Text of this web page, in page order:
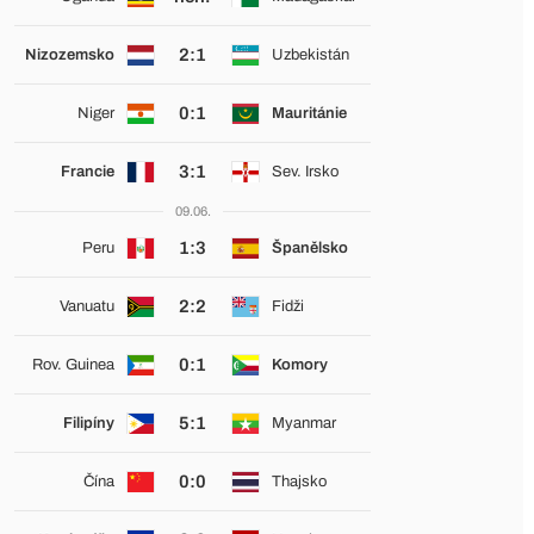
Nizozemsko 2:1 Uzbekistán
Niger 0:1 Mauritánie
Francie 3:1 Sev. Irsko
09.06.
Peru 1:3 Španělsko
Vanuatu 2:2 Fidži
Rov. Guinea 0:1 Komory
Filipíny 5:1 Myanmar
Čína 0:0 Thajsko